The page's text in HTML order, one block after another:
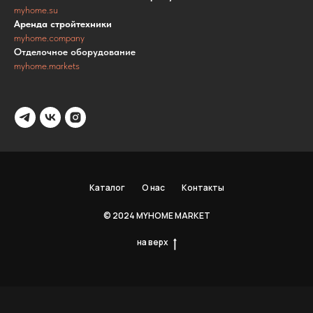
myhome.su
Аренда стройтехники
myhome.company
Отделочное оборудование
myhome.markets
Каталог О нас Контакты
© 2024 MYHOME MARKET
на верх